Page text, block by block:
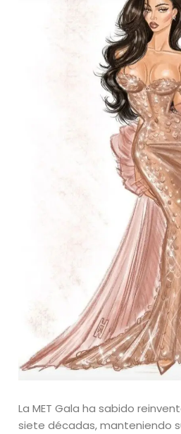
La MET Gala ha sabido
siete décadas, manteniendo